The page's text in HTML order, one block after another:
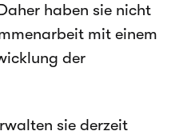
haben sie nicht
mit einem
der
sie derzeit